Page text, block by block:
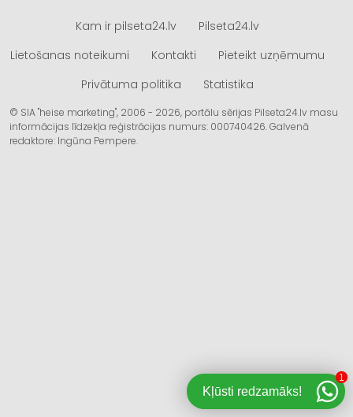
Kam ir pilseta24.lv
Pilseta24.lv
Lietošanas noteikumi
Kontakti
Pieteikt uzņēmumu
Privātuma politika
Statistika
© SIA "heise marketing", 2006 - 2026, portālu sērijas Pilseta24.lv masu
informācijas līdzekļa reģistrācijas numurs: 000740426. Galvenā
redaktore: Ingūna Pempere.
Kļūsti redzamāks!
1